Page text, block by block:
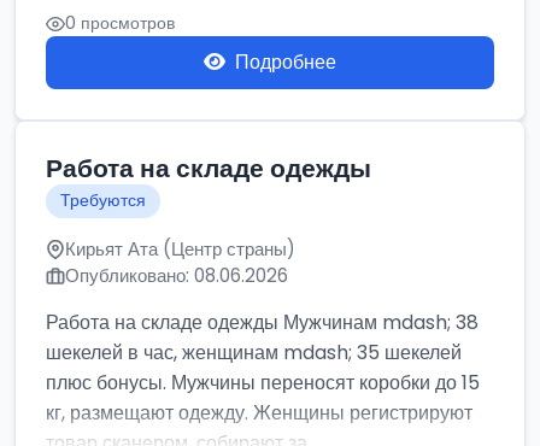
0 просмотров
Подробнее
Работа на складе одежды
Требуются
Кирьят Ата (Центр страны)
Опубликовано: 08.06.2026
Работа на складе одежды Мужчинам mdash; 38
шекелей в час, женщинам mdash; 35 шекелей
плюс бонусы. Мужчины переносят коробки до 15
кг, размещают одежду. Женщины регистрируют